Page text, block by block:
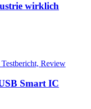
wirklich
Smart IC